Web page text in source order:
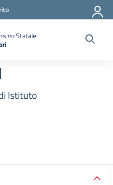
Statale
Istituto